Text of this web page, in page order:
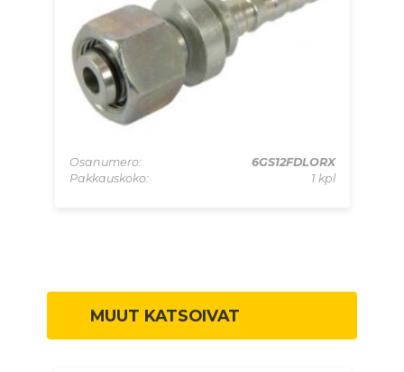
Osanumero:
6GS12FDLORX
Pakkauskoko:
1 kpl
MUUT KATSOIVAT